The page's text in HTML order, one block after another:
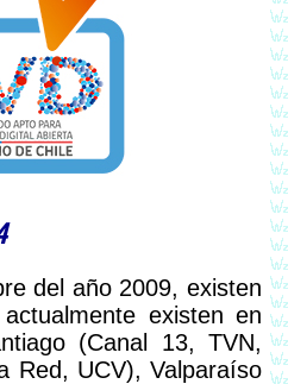
existen en
(Canal 13, TVN,
Red, UCV), Valparaíso